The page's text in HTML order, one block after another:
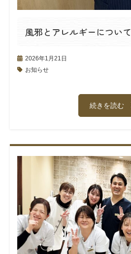
風邪とアレルギーについて
2026年1月21日
お知らせ
続きを読む